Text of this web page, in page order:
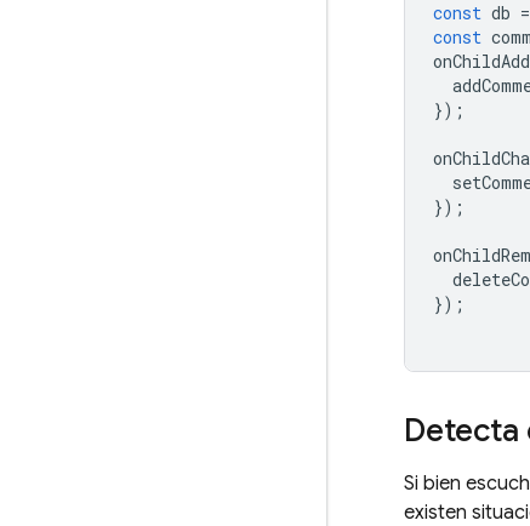
const db =
const
});
});
});
Detecta
Si bien
existen